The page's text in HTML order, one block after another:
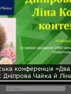
конференція
Дніпрова Чайка й